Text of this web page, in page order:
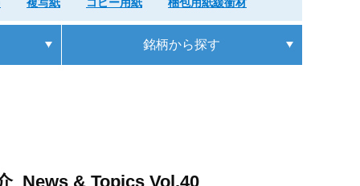
銘柄から探す
_News & Topics Vol.40